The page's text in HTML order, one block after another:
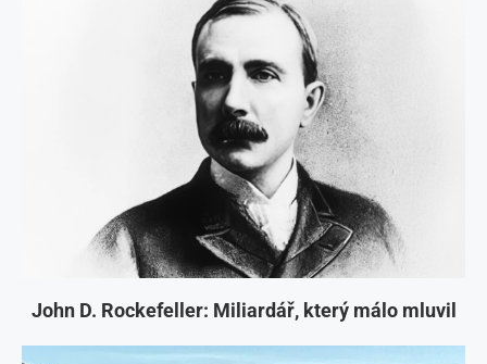
John D. Rockefeller: Miliardář, který málo mluvil